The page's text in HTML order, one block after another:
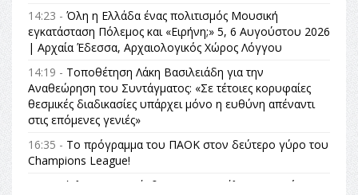
14:23 - Όλη η Ελλάδα ένας πολιτισμός Μουσική
εγκατάσταση Πόλεμος και «Ειρήνη;» 5, 6 Αυγούστου 2026
| Αρχαία Έδεσσα, Αρχαιολογικός Χώρος Λόγγου
14:19 - Τοποθέτηση Λάκη Βασιλειάδη για την
Αναθεώρηση του Συντάγματος: «Σε τέτοιες κορυφαίες
θεσμικές διαδικασίες υπάρχει μόνο η ευθύνη απέναντι
στις επόμενες γενιές»
16:35 - Το πρόγραμμα του ΠΑΟΚ στον δεύτερο γύρο του
Champions League!
Όλυμπος: Εντάχθηκε στον Κατάλογο Παγκόσμιας